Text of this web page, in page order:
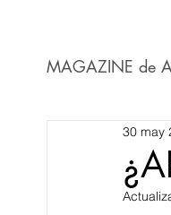
MAGAZINE de
Novedades
30 may